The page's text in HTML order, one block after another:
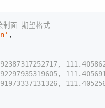
面 期望格式
,